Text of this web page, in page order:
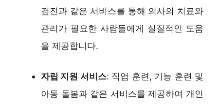
검진과 같은 서비스를 통해 의사의 치료와
관리가 필요한 사람들에게 실질적인 도움
을 제공합니다.
자립 지원 서비스: 직업 훈련, 기능 훈련 및
아동 돌봄과 같은 서비스를 제공하여 개인